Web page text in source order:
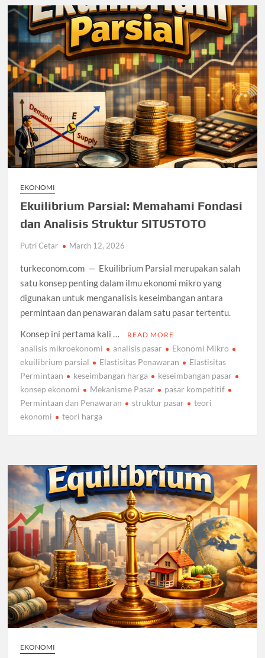
EKONOMI
Ekuilibrium Parsial: Memahami Fondasi
dan Analisis Struktur SITUSTOTO
Putri Cetar March 12, 2026
turkeconom.com — Ekuilibrium Parsial merupakan salah
satu konsep penting dalam ilmu ekonomi mikro yang
digunakan untuk menganalisis keseimbangan antara
permintaan dan penawaran dalam satu pasar tertentu.
Konsep ini pertama kali …
READ MORE
analisis mikroekonomi analisis pasar
Ekonomi Mikro
ekuilibrium parsial
Elastisitas Penawaran
Elastisitas
Permintaan
keseimbangan harga
keseimbangan pasar
konsep ekonomi
Mekanisme Pasar
pasar kompetitif
Permintaan dan Penawaran
struktur pasar
teori
ekonomi
teori harga
EKONOMI